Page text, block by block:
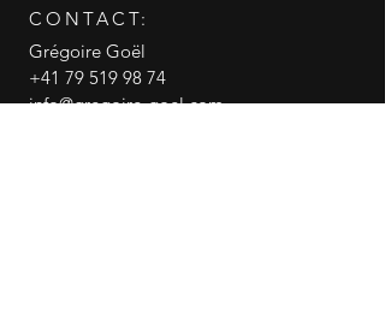
CONTACT:
Grégoire Goël
+41 79 519 98 74
info@gregoire-goel.com